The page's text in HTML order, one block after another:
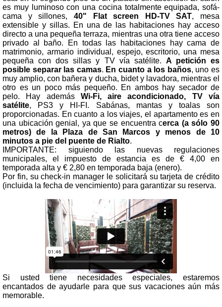
es muy luminoso con una cocina totalmente equipada, sofá-
cama y sillones, 40" Flat screen HD-TV SAT, mesa
extensible y sillas. En una de las habitaciones hay acceso
directo a una pequeña terraza, mientras una otra tiene acceso
privado al baño. En todas las habitaciones hay cama de
matrimonio, armario individual, espejo, escritorio, una mesa
pequeña con dos sillas y TV vía satélite. A petición es
posible separar las camas. En cuanto a los baños, uno es
muy amplio, con bañera y ducha, bidet y lavadora, mientras el
otro es un poco más pequeño. En ambos hay secador de
pelo. Hay además Wi-Fi, aire acondicionado, TV vía
satélite, PS3 y HI-FI. Sabánas, mantas y toalas son
proporcionadas. En cuanto a los viajes, el apartamento es en
una ubicación genial, ya que se encuentra cerca (a sólo 90
metros) de la Plaza de San Marcos y menos de 10
minutos a pie del puente de Rialto.
IMPORTANTE: siguiendo las nuevas regulaciones
municipales, el impuesto de estancia es de € 4,00 en
temporada alta y € 2,80 en temporada baja (enero).
Por fin, su check-in manager le solicitará su tarjeta de crédito
(incluida la fecha de vencimiento) para garantizar su reserva.
Si usted tiene necesidades especiales, estaremos
encantados de ayudarle para que sus vacaciones aún más
memorable.